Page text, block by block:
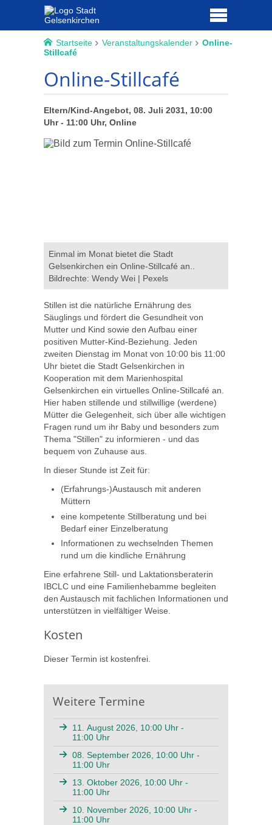
Startseite Veranstaltungskalender
Online-
Stillcafé
Online-Stillcafé
Eltern/Kind-Angebot, 08. Juli 2031, 10:00
Uhr - 11:00 Uhr, Online
Einmal im Monat bietet die Stadt
Gelsenkirchen ein Online-Stillcafé an..
Bildrechte: Wendy Wei | Pexels
Stillen ist die natürliche Ernährung des
Säuglings und fördert die Gesundheit von
Mutter und Kind sowie den Aufbau einer
positiven Mutter-Kind-Beziehung. Jeden
zweiten Dienstag im Monat von 10:00 bis 11:00
Uhr bietet die Stadt Gelsenkirchen in
Kooperation mit dem Marienhospital
Gelsenkirchen ein virtuelles Online-Stillcafé an.
Hier haben stillende und stillwillige (werdene)
Mütter die Gelegenheit, sich über alle wichtigen
Fragen rund um ihr Baby und besonders zum
Thema "Stillen" zu informieren - und das
bequem von Zuhause aus.
In dieser Stunde ist Zeit für:
(Erfahrungs-)Austausch mit anderen
Müttern
eine kompetente Stillberatung und bei
Bedarf einer Einzelberatung
Informationen zu wechselnden Themen
rund um die kindliche Ernährung
Eine erfahrene Still- und Laktationsberaterin
IBCLC und eine Familienhebamme begleiten
den Austausch mit fachlichen Informationen und
unterstützen in vielfältiger Weise.
Kosten
Dieser Termin ist kostenfrei.
Weitere Termine
11. August 2026, 10:00 Uhr -
11:00 Uhr
08. September 2026, 10:00 Uhr -
11:00 Uhr
13. Oktober 2026, 10:00 Uhr -
11:00 Uhr
10. November 2026, 10:00 Uhr -
11:00 Uhr